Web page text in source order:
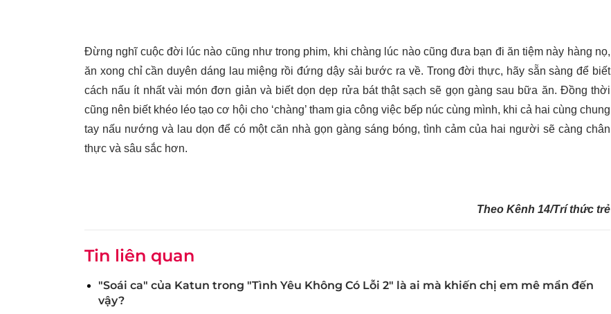
Đừng nghĩ cuộc đời lúc nào cũng như trong phim, khi chàng lúc nào cũng đưa bạn đi ăn tiệm này hàng nọ,
ăn xong chỉ cần duyên dáng lau miệng rồi đứng dậy sải bước ra về. Trong đời thực, hãy sẵn sàng để biết
cách nấu ít nhất vài món đơn giản và biết dọn dẹp rửa bát thật sạch sẽ gọn gàng sau bữa ăn. Đồng thời
cũng nên biết khéo léo tạo cơ hội cho ‘chàng’ tham gia công việc bếp núc cùng mình, khi cả hai cùng chung
tay nấu nướng và lau dọn để có một căn nhà gọn gàng sáng bóng, tình cảm của hai người sẽ càng chân
thực và sâu sắc hơn.
Theo Kênh 14/Trí thức trẻ
Tin liên quan
"Soái ca" của Katun trong "Tình Yêu Không Có Lỗi 2" là ai mà khiến chị em mê mẩn đến
vậy?